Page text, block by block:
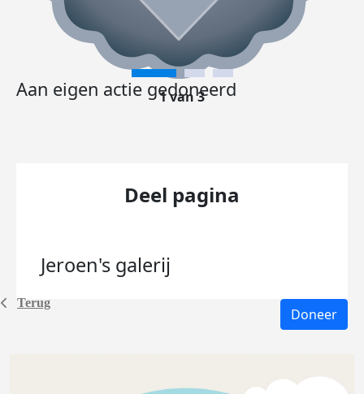
Terug
Aan eigen actie gedoneerd
1 van 3
Deel pagina
Jeroen's galerij
Doneer